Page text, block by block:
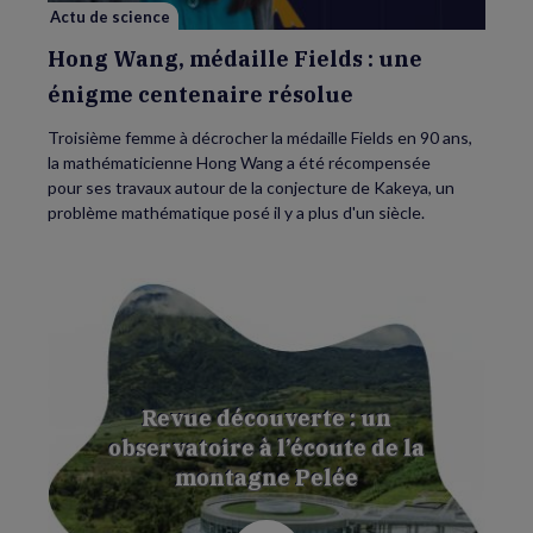
Actu de science
Hong Wang, médaille Fields : une
énigme centenaire résolue
Troisième femme à décrocher la médaille Fields en 90 ans,
la mathématicienne Hong Wang a été récompensée
pour ses travaux autour de la conjecture de Kakeya, un
problème mathématique posé il y a plus d'un siècle.
Revue découverte : un
observatoire à l’écoute de la
montagne Pelée